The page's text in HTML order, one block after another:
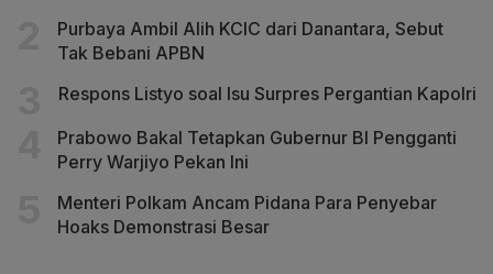
Purbaya Ambil Alih KCIC dari Danantara, Sebut
Tak Bebani APBN
Respons Listyo soal Isu Surpres Pergantian Kapolri
Prabowo Bakal Tetapkan Gubernur BI Pengganti
Perry Warjiyo Pekan Ini
Menteri Polkam Ancam Pidana Para Penyebar
Hoaks Demonstrasi Besar